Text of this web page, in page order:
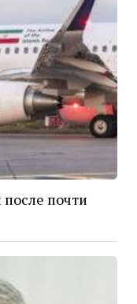
после почти